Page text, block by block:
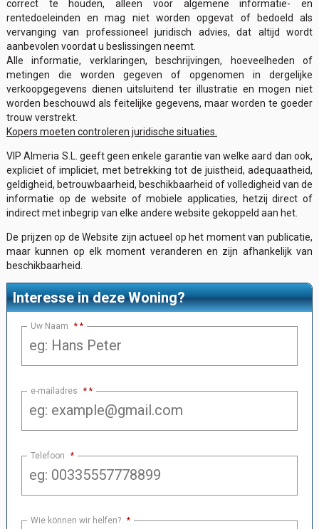
correct te houden, alleen voor algemene informatie- en
rentedoeleinden en mag niet worden opgevat of bedoeld als
vervanging van professioneel juridisch advies, dat altijd wordt
aanbevolen voordat u beslissingen neemt.
Alle informatie, verklaringen, beschrijvingen, hoeveelheden of
metingen die worden gegeven of opgenomen in dergelijke
verkoopgegevens dienen uitsluitend ter illustratie en mogen niet
worden beschouwd als feitelijke gegevens, maar worden te goeder
trouw verstrekt.
Kopers moeten controleren juridische situaties.
VIP Almeria S.L. geeft geen enkele garantie van welke aard dan ook,
expliciet of impliciet, met betrekking tot de juistheid, adequaatheid,
geldigheid, betrouwbaarheid, beschikbaarheid of volledigheid van de
informatie op de website of mobiele applicaties, hetzij direct of
indirect met inbegrip van elke andere website gekoppeld aan het.
De prijzen op de Website zijn actueel op het moment van publicatie,
maar kunnen op elk moment veranderen en zijn afhankelijk van
beschikbaarheid.
Interesse in deze Woning?
Uw Naam *
e-mailadres *
Telefoon *
Wie können wir helfen? *